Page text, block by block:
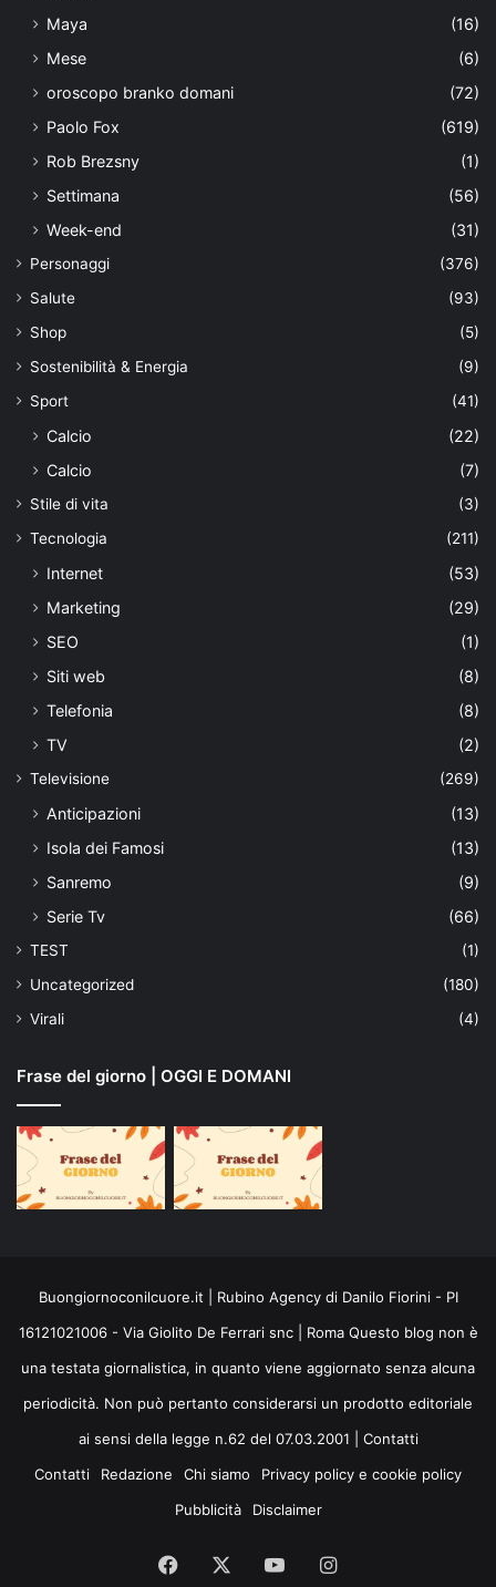
Maya
(16)
Mese
(6)
oroscopo branko domani
(72)
Paolo Fox
(619)
Rob Brezsny
(1)
Settimana
(56)
Week-end
(31)
Personaggi
(376)
Salute
(93)
Shop
(5)
Sostenibilità & Energia
(9)
Sport
(41)
Calcio
(22)
Calcio
(7)
Stile di vita
(3)
Tecnologia
(211)
Internet
(53)
Marketing
(29)
SEO
(1)
Siti web
(8)
Telefonia
(8)
TV
(2)
Televisione (269)
Anticipazioni
(13)
Isola dei Famosi
(13)
Sanremo
(9)
Serie Tv
(66)
TEST
(1)
Uncategorized
(180)
Virali
(4)
Frase del giorno | OGGI E DOMANI
Buongiornoconilcuore.it | Rubino Agency di Danilo Fiorini - PI
16121021006 - Via Giolito De Ferrari snc | Roma Questo blog non è
una testata giornalistica, in quanto viene aggiornato senza alcuna
periodicità. Non può pertanto considerarsi un prodotto editoriale
ai sensi della legge n.62 del 07.03.2001 | Contatti
Contatti
Redazione Chi siamo
Privacy policy e cookie policy
Pubblicità
Disclaimer